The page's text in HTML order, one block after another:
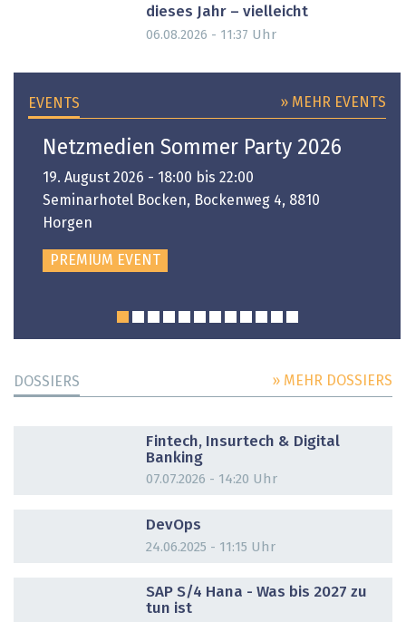
dieses Jahr – vielleicht
06.08.2026 - 11:37 Uhr
EVENTS » MEHR EVENTS
Netzmedien Sommer Party 2026
19. August 2026 - 18:00 bis 22:00
Seminarhotel Bocken, Bockenweg 4, 8810
Horgen
PREMIUM EVENT
DOSSIERS » MEHR DOSSIERS
Fintech, Insurtech & Digital
Banking
07.07.2026 - 14:20 Uhr
DevOps
24.06.2025 - 11:15 Uhr
SAP S/4 Hana - Was bis 2027 zu
tun ist